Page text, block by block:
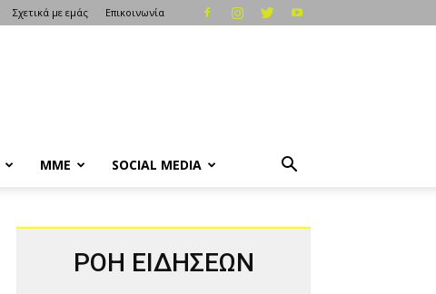
Σχετικά με εμάς Επικοινωνία
ΜΜΕ SOCIAL MEDIA
ΡΟΗ ΕΙΔΗΣΕΩΝ